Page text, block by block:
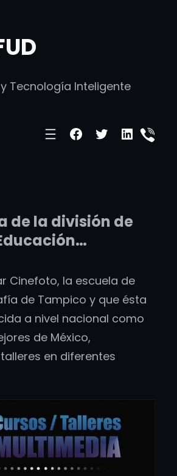
Tecnología Inteligente
Facebook
Twitter
de la división de
Cinefoto, la escuela de
de Tampico y que ésta
a nivel nacional como
de México,
en diferentes